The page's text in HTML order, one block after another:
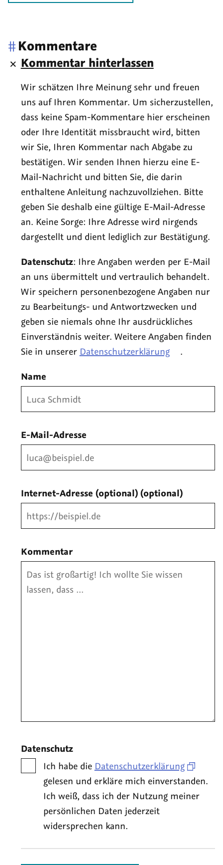
# Kommentare
Kommentar hinterlassen
Wir schätzen Ihre Meinung sehr und freuen
uns auf Ihren Kommentar. Um sicherzustellen,
dass keine Spam-Kommentare hier erscheinen
oder Ihre Identität missbraucht wird, bitten
wir Sie, Ihren Kommentar nach Abgabe zu
bestätigen. Wir senden Ihnen hierzu eine E-
Mail-Nachricht und bitten Sie, die darin
enthaltene Anleitung nachzuvollziehen. Bitte
geben Sie deshalb eine gültige E-Mail-Adresse
an. Keine Sorge: Ihre Adresse wird nirgends
dargestellt und dient lediglich zur Bestätigung.
Datenschutz: Ihre Angaben werden per E-Mail
an uns übermittelt und vertraulich behandelt.
Wir speichern personenbezogene Angaben nur
zu Bearbeitungs- und Antwortzwecken und
geben sie niemals ohne Ihr ausdrückliches
Einverständnis weiter. Weitere Angaben finden
Sie in unserer Datenschutzerklärung .
Name
E-Mail-Adresse
Internet-Adresse (optional) (optional)
Kommentar
Datenschutz
Ich habe die Datenschutzerklärung
gelesen und erkläre mich einverstanden.
Ich weiß, dass ich der Nutzung meiner
persönlichen Daten jederzeit
widersprechen kann.